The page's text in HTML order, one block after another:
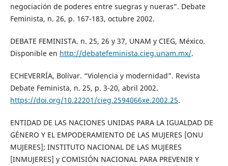
negociación de poderes entre suegras y nueras”. Debate
Feminista, n. 26, p. 167-183, octubre 2002.
DEBATE FEMINISTA. n. 25, 26 y 37, UNAM y CIEG, México.
Disponible en http://debatefeminista.cieg.unam.mx/.
ECHEVERRÍA, Bolívar. “Violencia y modernidad”. Revista
Debate Feminista, n. 25, p. 3-20, abril 2002.
https://doi.org/10.22201/cieg.2594066xe.2002.25.
ENTIDAD DE LAS NACIONES UNIDAS PARA LA IGUALDAD DE
GÉNERO Y EL EMPODERAMIENTO DE LAS MUJERES [ONU
MUJERES]; INSTITUTO NACIONAL DE LAS MUJERES
[INMUJERES] y COMISIÓN NACIONAL PARA PREVENIR Y